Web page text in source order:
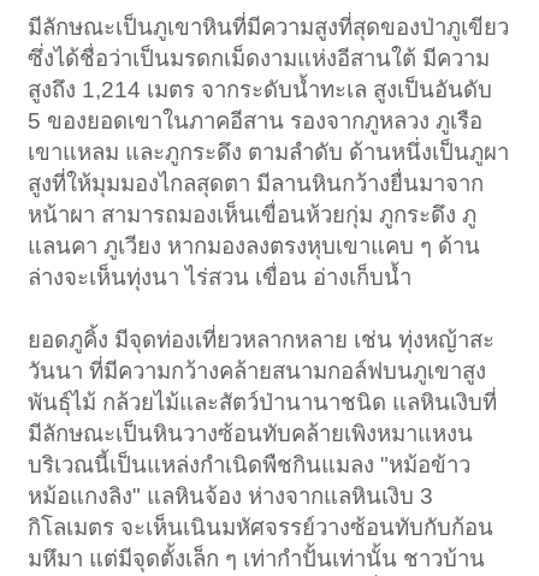
มีลักษณะเป็นภูเขาหินที่มีความสูงที่สุดของป่าภูเขียว
ซึ่งได้ชื่อว่าเป็นมรดกเม็ดงามแห่งอีสานใต้ มีความ
สูงถึง 1,214 เมตร จากระดับน้ำทะเล สูงเป็นอันดับ
5 ของยอดเขาในภาคอีสาน รองจากภูหลวง ภูเรือ
เขาแหลม และภูกระดึง ตามลำดับ ด้านหนึ่งเป็นภูผา
สูงที่ให้มุมมองไกลสุดตา มีลานหินกว้างยื่นมาจาก
หน้าผา สามารถมองเห็นเขื่อนห้วยกุ่ม ภูกระดึง ภู
แลนคา ภูเวียง หากมองลงตรงหุบเขาแคบ ๆ ด้าน
ล่างจะเห็นทุ่งนา ไร่สวน เขื่อน อ่างเก็บน้ำ
ยอดภูคิ้ง มีจุดท่องเที่ยวหลากหลาย เช่น ทุ่งหญ้าสะ
วันนา ที่มีความกว้างคล้ายสนามกอล์ฟบนภูเขาสูง
พันธุ์ไม้ กล้วยไม้และสัตว์ป่านานาชนิด แลหินเงิบที่
มีลักษณะเป็นหินวางซ้อนทับคล้ายเพิงหมาแหงน
บริเวณนี้เป็นแหล่งกำเนิดพืชกินแมลง "หม้อข้าว
หม้อแกงลิง" แลหินจ้อง ห่างจากแลหินเงิบ 3
กิโลเมตร จะเห็นเนินมหัศจรรย์วางซ้อนทับกับก้อน
มหึมา แต่มีจุดตั้งเล็ก ๆ เท่ากำปั้นเท่านั้น ชาวบ้าน